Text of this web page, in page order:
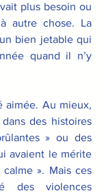
plus besoin ou
autre chose. La
bien jetable qui
quand il n’y
aimée. Au mieux,
des histoires
» ou des
avaient le mérite
». Mais ces
des violences